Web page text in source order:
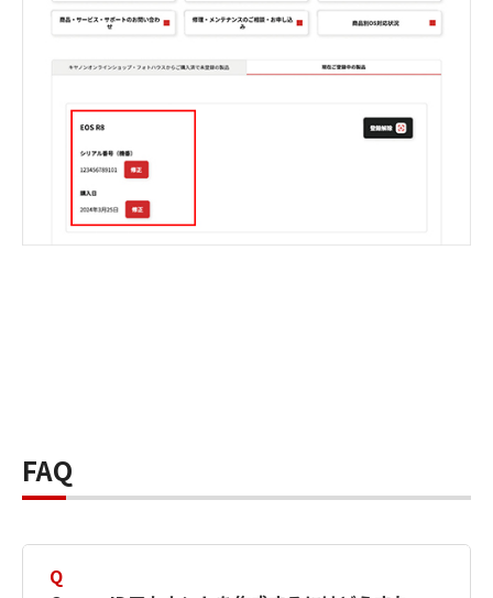
FAQ
Q